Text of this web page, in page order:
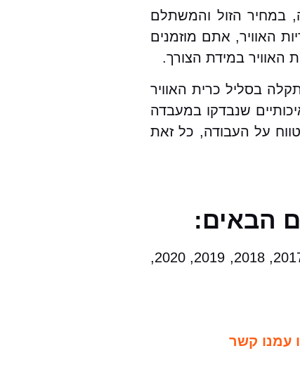
במחיר הזול והמשתלם
האוויר, אתם מוזמנים
במידת הצורך.
בסליל כרית האוויר
שנבדקו במעבדה
על העבודה, כל זאת
הבאים:
2000, 2001, 2002, 2003, 2004, 2005, 2006, 2007, 2008, 2009, 2010, 2011, 2012, 2013, 2014, 2015, 2017, 2018, 2019, 2020,
עמנו קשר